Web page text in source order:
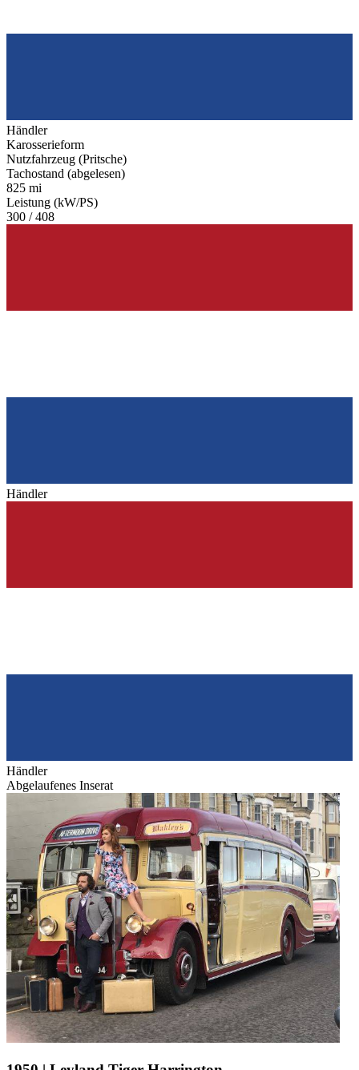
Händler
Karosserieform
Nutzfahrzeug (Pritsche)
Tachostand (abgelesen)
825 mi
Leistung (kW/PS)
300 / 408
Händler
Händler
Abgelaufenes Inserat